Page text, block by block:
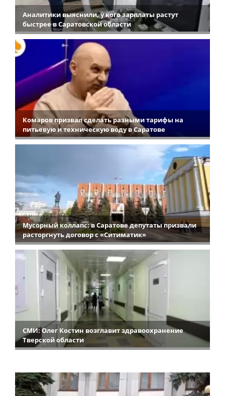
Аналитики выяснили, у кого зарплаты растут
быстрее в Саратовской области
Комаров призвал сделать разными тарифы на
питьевую и техническую воду в Саратове
Мусорный коллапс: в Саратове депутаты призвали
расторгнуть договор с «Ситиматик»
СМИ: Олег Костин возглавит здравоохранение
Тверской области